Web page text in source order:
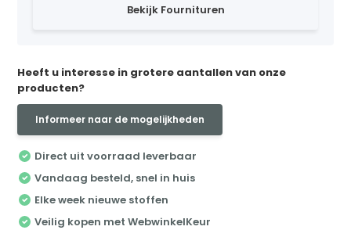
Bekijk Fournituren
Heeft u interesse in grotere aantallen van onze
producten?
Informeer naar de mogelijkheden
Direct uit voorraad leverbaar
Vandaag besteld, snel in huis
Elke week nieuwe stoffen
Veilig kopen met WebwinkelKeur